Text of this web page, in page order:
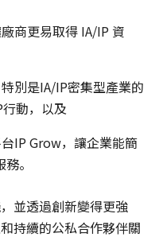
商更易取得 IA/IP 資
別是IA/IP密集型產業的
動，以及
IP Grow，讓企業能簡
。
並透過創新變得更強
持續的公私合作夥伴關